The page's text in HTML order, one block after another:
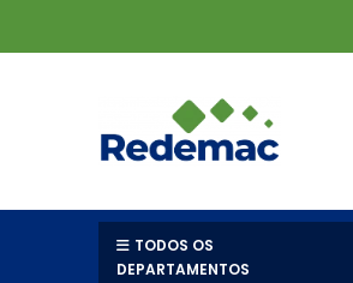
TODOS OS
DEPARTAMENTOS